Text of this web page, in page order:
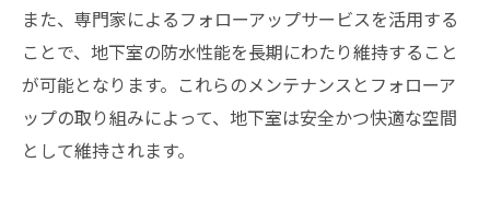
また、専門家によるフォローアップサービスを活用する
ことで、地下室の防水性能を長期にわたり維持すること
が可能となります。これらのメンテナンスとフォローア
ップの取り組みによって、地下室は安全かつ快適な空間
として維持されます。